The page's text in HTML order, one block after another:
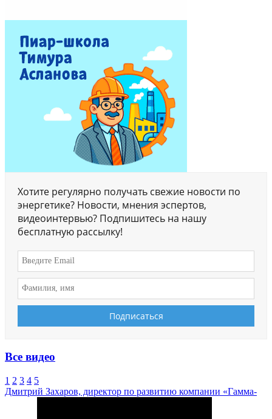
Хотите регулярно получать свежие новости по
энергетике? Новости, мнения эспертов,
видеоинтервью? Подпишитесь на нашу
бесплатную рассылку!
Все видео
1 2 3 4 5
Дмитрий Захаров, директор по развитию компании «Гамма-